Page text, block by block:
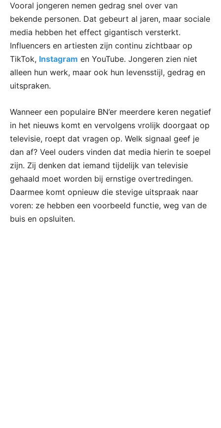
Vooral jongeren nemen gedrag snel over van
bekende personen. Dat gebeurt al jaren, maar sociale
media hebben het effect gigantisch versterkt.
Influencers en artiesten zijn continu zichtbaar op
TikTok, Instagram en YouTube. Jongeren zien niet
alleen hun werk, maar ook hun levensstijl, gedrag en
uitspraken.
Wanneer een populaire BN’er meerdere keren negatief
in het nieuws komt en vervolgens vrolijk doorgaat op
televisie, roept dat vragen op. Welk signaal geef je
dan af? Veel ouders vinden dat media hierin te soepel
zijn. Zij denken dat iemand tijdelijk van televisie
gehaald moet worden bij ernstige overtredingen.
Daarmee komt opnieuw die stevige uitspraak naar
voren: ze hebben een voorbeeld functie, weg van de
buis en opsluiten.